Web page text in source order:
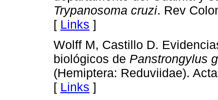
Trypanosoma cruzi. Rev
[ Links ]
Wolff M, Castillo D.
biológicos de Panstrongylus
(Hemiptera: Reduviidae).
[ Links ]